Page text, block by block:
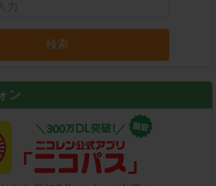
検索
ン